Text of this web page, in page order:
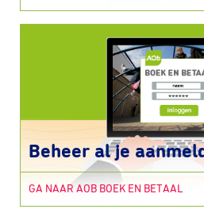
Beheer al je
GA NAAR AOB BOEK EN BETAAL